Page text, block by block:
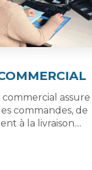
assure
commandes, de
à la livraison....